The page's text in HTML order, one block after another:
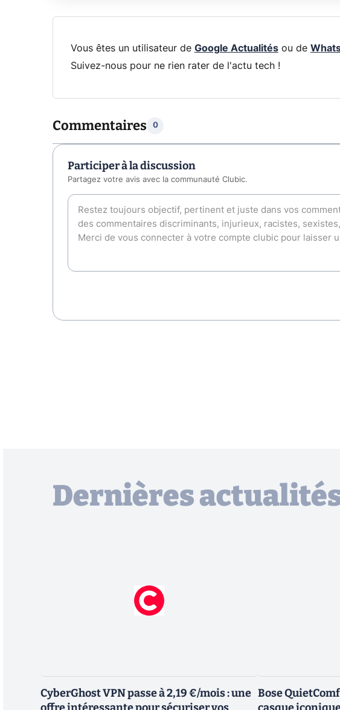
Vous êtes un utilisateur de Google Actualitésou de
Suivez-nous pour ne rien rater de l'actu tech !
Commentaires 0
Participer à la discussion
Partagez votre avis avec la communauté Clubic.
Dernières
CyberGhost VPN passe à 2,19 €/mois : une Bose